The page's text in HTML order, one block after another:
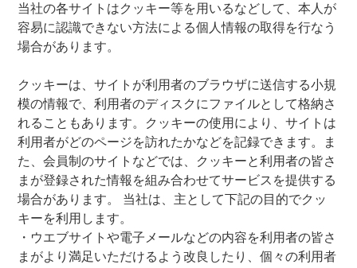
当社の各サイトはクッキー等を用いるなどして、本人が
容易に認識できない方法による個人情報の取得を行なう
場合があります。
クッキーは、サイトが利用者のブラウザに送信する小規
模の情報で、利用者のディスクにファイルとして格納さ
れることもあります。クッキーの使用により、サイトは
利用者がどのページを訪れたかなどを記録できます。ま
た、会員制のサイトなどでは、クッキーと利用者の皆さ
まが登録された情報を組み合わせてサービスを提供する
場合があります。 当社は、主として下記の目的でクッ
キーを利用します。
・ウエブサイトや電子メールなどの内容を利用者の皆さ
まがより満足いただけるよう改良したり、個々の利用者